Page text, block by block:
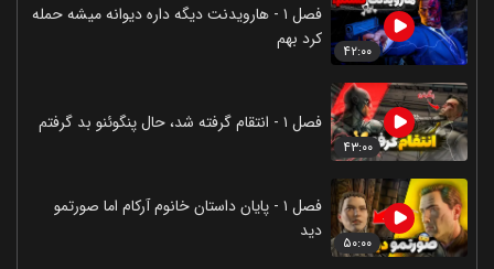
۴۲:۰۰
فصل ۱ - هارویدنت دیگه داره دیوانه میشه حمله
کرد بهم
۴۳:۰۰
فصل ۱ - انتقام گرفته شد، حال پنگوئنو بد گرفتم
۵۰:۰۰
فصل ۱ - پایان داستان خانوم آرکام اما صورتمو
دید